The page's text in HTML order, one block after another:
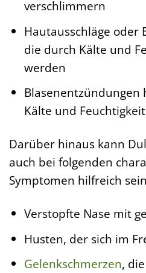
verschlimmern
Hautausschläge oder
die durch Kälte und
werden
Blasenentzündungen
Kälte und
Darüber hinaus kann
auch bei folgenden
Symptomen hilfreich
Verstopfte Nase mit
Husten, der sich im
Gelenkschmerzen,